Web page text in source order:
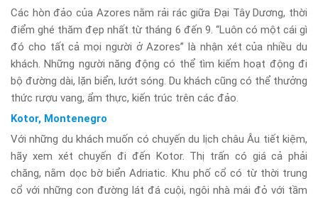
Các hòn đảo của Azores nằm rải rác giữa Đại Tây Dương, thời
điểm ghé thăm đẹp nhất từ tháng 6 đến 9. “Luôn có một cái gì
đó cho tất cả mọi người ở Azores” là nhận xét của nhiều du
khách. Những người năng động có thể tìm kiếm hoạt động đi
bộ đường dài, lặn biển, lướt sóng. Du khách cũng có thể thưởng
thức rượu vang, ẩm thực, kiến trúc trên các đảo.
Kotor, Montenegro
Với những du khách muốn có chuyến du lịch châu Âu tiết kiệm,
hãy xem xét chuyến đi đến Kotor. Thị trấn có giá cả phải
chăng, nằm dọc bờ biển Adriatic. Khu phố cổ có từ thời trung
cổ với những con đường lát đá cuội, ngôi nhà mái đỏ với tầm